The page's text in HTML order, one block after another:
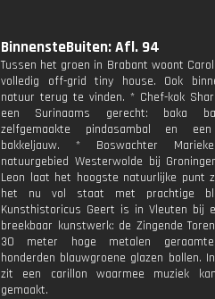
BinnensteBuiten: Afl. 94
Tussen het groen in Brabant woont
volledig off-grid tiny house. Ook
natuur terug te vinden. * Chef-kok
een Surinaams gerecht: baka
zelfgemaakte pindasambal en
bakkeljauw. * Boswachter
natuurgebied Westerwolde bij
Leon laat het hoogste natuurlijke punt
het nu vol staat met prachtige
Kunsthistoricus Geert is in Vleuten bij
breekbaar kunstwerk: de Zingende
30 meter hoge metalen
honderden blauwgroene glazen bollen.
zit een carillon waarmee muziek
gemaakt.